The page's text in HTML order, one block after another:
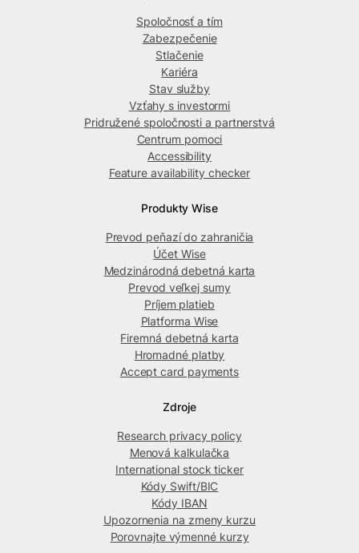
Spoločnosť a tím
Zabezpečenie
Stlačenie
Kariéra
Stav služby
Vzťahy s investormi
Pridružené spoločnosti a partnerstvá
Centrum pomoci
Accessibility
Feature availability checker
Produkty Wise
Prevod peňazí do zahraničia
Účet Wise
Medzinárodná debetná karta
Prevod veľkej sumy
Príjem platieb
Platforma Wise
Firemná debetná karta
Hromadné platby
Accept card payments
Zdroje
Research privacy policy
Menová kalkulačka
International stock ticker
Kódy Swift/BIC
Kódy IBAN
Upozornenia na zmeny kurzu
Porovnajte výmenné kurzy